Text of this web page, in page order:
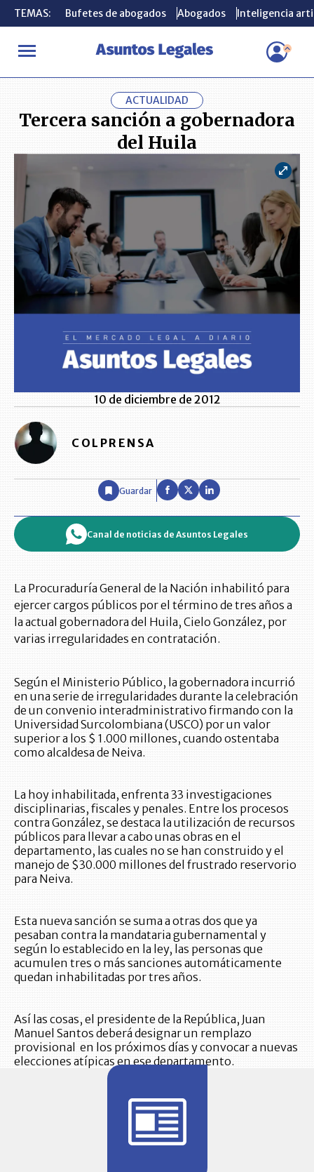
TEMAS: Bufetes de abogados Abogados Inteligencia
INICIO ACTUALIDAD Tercera sanción a gobernadora del Huila
TEMAS: Bufetes de abogados Abogados Inteligencia
ACTUALIDAD
Tercera sanción a gobernadora
del Huila
10 de diciembre de 2012
COLPRENSA
Guardar
Canal de noticias de Asuntos Legales
La Procuraduría General de la Nación inhabilitó para
ejercer cargos públicos por el término de tres años a
la actual gobernadora del Huila, Cielo González, por
varias irregularidades en contratación.
Según el Ministerio Público, la gobernadora incurrió
en una serie de irregularidades durante la celebración
de un convenio interadministrativo firmando con la
Universidad Surcolombiana (USCO) por un valor
superior a los $ 1.000 millones, cuando ostentaba
como alcaldesa de Neiva.
La hoy inhabilitada, enfrenta 33 investigaciones
disciplinarias, fiscales y penales. Entre los procesos
contra González, se destaca la utilización de recursos
públicos para llevar a cabo unas obras en el
departamento, las cuales no se han construido y el
manejo de $30.000 millones del frustrado reservorio
para Neiva.
Esta nueva sanción se suma a otras dos que ya
pesaban contra la mandataria gubernamental y
según lo establecido en la ley, las personas que
acumulen tres o más sanciones automáticamente
quedan inhabilitadas por tres años.
Así las cosas, el presidente de la República, Juan
Manuel Santos deberá designar un remplazo
provisional en los próximos días y convocar a nuevas
elecciones atípicas en ese departamento.